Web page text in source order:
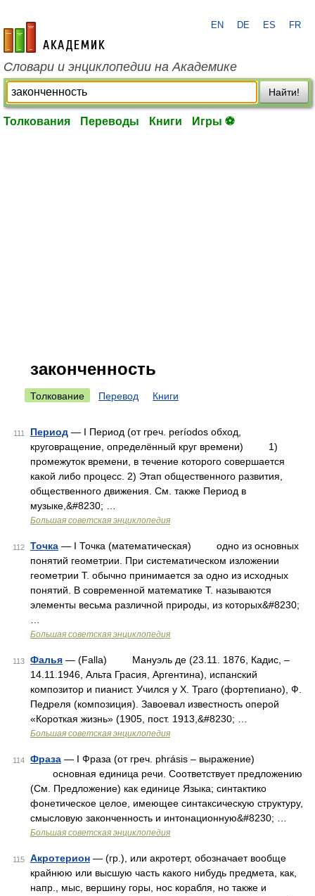
academic.ru
EN DE ES FR
Словари и энциклопедии на Академике
Найти!
Толкования Переводы Книги Игры ⚽
законченность
Толкование Перевод Книги
111 Период — I Период (от греч. períodos обход,
круговращение, определённый круг времени) 1)
промежуток времени, в течение которого совершается
какой либо процесс. 2) Этап общественного развития,
общественного движения. См. также Период в
музыке,&#8230; …
Большая советская энциклопедия
112 Точка — I Точка (математическая) одно из основных
понятий геометрии. При систематическом изложении
геометрии Т. обычно принимается за одно из исходных
понятий. В современной математике Т. называются
элементы весьма различной природы, из которых&#8230;
Большая советская энциклопедия
113 Фалья — (Falla) Мануэль де (23.11. 1876, Кадис, –
14.11.1946, Альта Грасия, Аргентина), испанский
композитор и пианист. Учился у Х. Траго (фортепиано), Ф.
Педреля (композиция). Завоевал известность оперой
«Короткая жизнь» (1905, пост. 1913,&#8230; …
Большая советская энциклопедия
114 Фраза — I Фраза (от греч. phrásis – выражение)
основная единица речи. Соответствует предложению
(См. Предложение) как единице Языка; синтактико
фонетическое целое, имеющее синтаксическую структуру,
смысловую законченность и интонационную&#8230; …
Большая советская энциклопедия
115 Акротерион — (гр.), или акротерт, обозначает вообще
крайнюю или высшую часть какого нибудь предмета, как,
напр., мыс, вершину горы, нос корабля, но также и